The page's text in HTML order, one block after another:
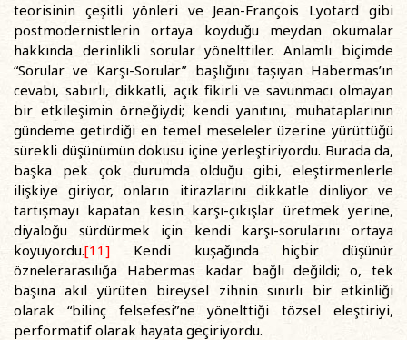
teorisinin çeşitli yönleri ve Jean-François Lyotard gibi
postmodernistlerin ortaya koyduğu meydan okumalar
hakkında derinlikli sorular yönelttiler. Anlamlı biçimde
“Sorular ve Karşı-Sorular” başlığını taşıyan Habermas’ın
cevabı, sabırlı, dikkatli, açık fikirli ve savunmacı olmayan
bir etkileşimin örneğiydi; kendi yanıtını, muhataplarının
gündeme getirdiği en temel meseleler üzerine yürüttüğü
sürekli düşünümün dokusu içine yerleştiriyordu. Burada da,
başka pek çok durumda olduğu gibi, eleştirmenlerle
ilişkiye giriyor, onların itirazlarını dikkatle dinliyor ve
tartışmayı kapatan kesin karşı-çıkışlar üretmek yerine,
diyaloğu sürdürmek için kendi karşı-sorularını ortaya
koyuyordu.[11] Kendi kuşağında hiçbir düşünür
öznelerarasılığa Habermas kadar bağlı değildi; o, tek
başına akıl yürüten bireysel zihnin sınırlı bir etkinliği
olarak “bilinç felsefesi”ne yönelttiği tözsel eleştiriyi,
performatif olarak hayata geçiriyordu.